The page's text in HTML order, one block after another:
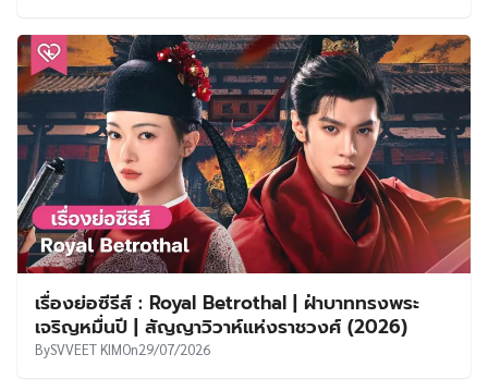
เรื่องย่อซีรีส์ : Royal Betrothal | ฝ่าบาททรงพระ
เจริญหมื่นปี | สัญญาวิวาห์แห่งราชวงศ์ (2026)
BySVVEET KIMOn29/07/2026